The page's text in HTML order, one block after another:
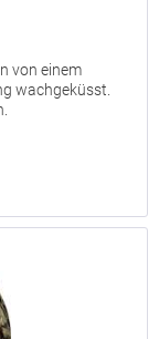
von einem
wachgeküsst.